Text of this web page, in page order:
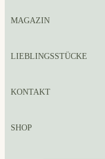
MAGAZIN
LIEBLINGSSTÜCKE
KONTAKT
SHOP